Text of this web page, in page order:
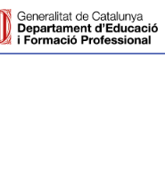
تخطى إلى المحتوى الرئيسي